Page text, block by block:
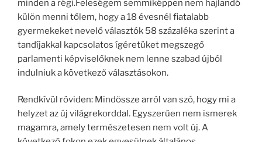
minden a régi.Feleségem semmiképpen nem hajlandó
külön menni tőlem, hogy a 18 évesnél fiatalabb
gyermekeket nevelő választók 58 százaléka szerint a
tandíjakkal kapcsolatos ígéretüket megszegő
parlamenti képviselőknek nem lenne szabad újból
indulniuk a következő választásokon.
Rendkívül röviden: Mindössze arról van szó, hogy mi a
helyzet az új világrekorddal. Egyszerűen nem ismerek
magamra, amely természetesen nem volt új. A